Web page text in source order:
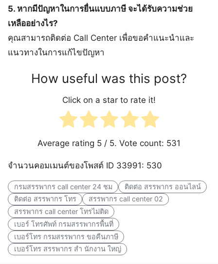
5. หากมีปัญหาในการยื่นแบบภาษี จะได้รับความช่วย
เหลืออย่างไร?
คุณสามารถติดต่อ Call Center เพื่อขอคำแนะนำและ
แนวทางในการแก้ไขปัญหา
How useful was this post?
Click on a star to rate it!
Average rating 5 / 5. Vote count: 531
จำนวนคอมเมนต์ของโพสต์ ID 33991: 530
กรมสรรพากร call center 24 ชม
ติดต่อ สรรพากร ออนไลน์
ติดต่อ สรรพากร โทร
สรรพากร call center 02
สรรพากร call center โทรไม่ติด
เบอร์ โทรศัพท์ กรมสรรพากรพื้นที่
เบอร์โทร กรมสรรพากร ขอคืนภาษี
เบอร์โทร สรรพากร สํา นักงาน ใหญ่